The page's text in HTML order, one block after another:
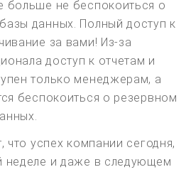
больше не беспокоиться о
данных. Полный доступ к
за вами! Из-за
доступ к отчетам и
только менеджерам, а
беспокоиться о резервном
что успех компании сегодня,
неделе и даже в следующем